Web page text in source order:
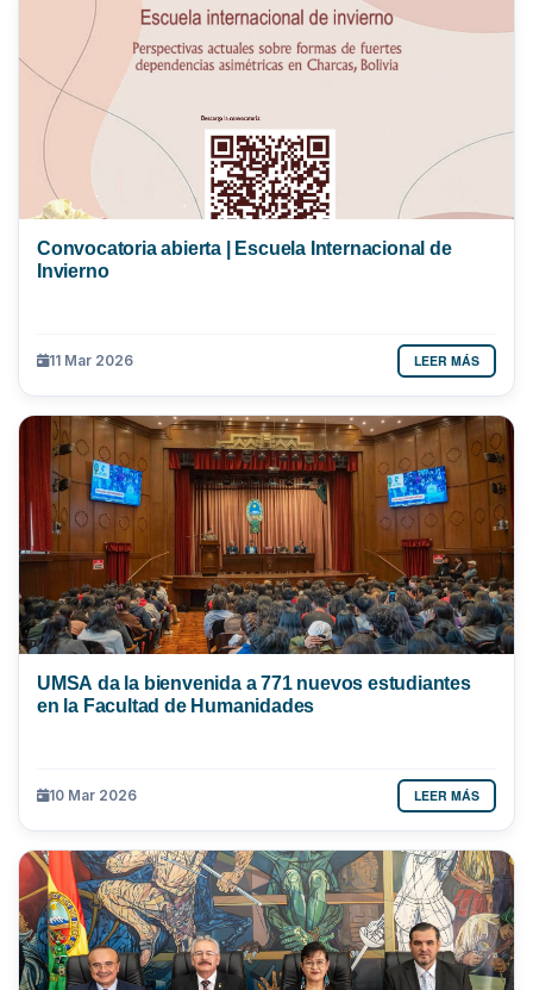
Convocatoria abierta | Escuela Internacional de
Invierno
11 Mar 2026 LEER MÁS
UMSA da la bienvenida a 771 nuevos estudiantes
en la Facultad de Humanidades
10 Mar 2026 LEER MÁS